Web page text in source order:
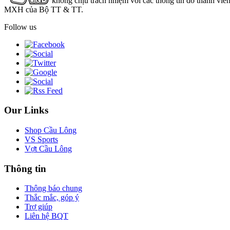
MXH của Bộ TT & TT.
Follow us
Our Links
Shop Cầu Lông
VS Sports
Vợt Cầu Lông
Thông tin
Thông báo chung
Thắc mắc, góp ý
Trợ giúp
Liên hệ BQT